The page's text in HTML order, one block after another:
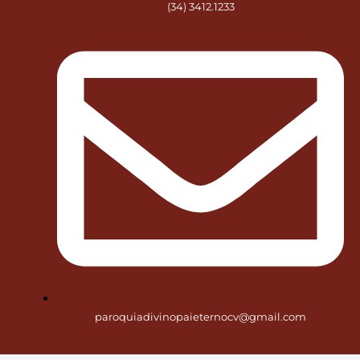
(34) 3412.1233
paroquiadivinopaieternocv@gmail.com